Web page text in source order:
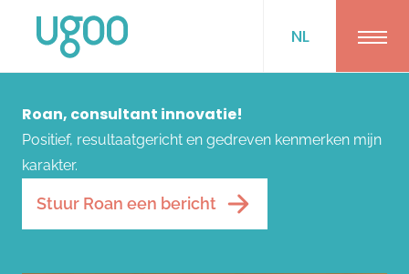
NL
Roan, consultant innovatie!
Positief, resultaatgericht en gedreven kenmerken mijn
karakter.
Stuur Roan een bericht